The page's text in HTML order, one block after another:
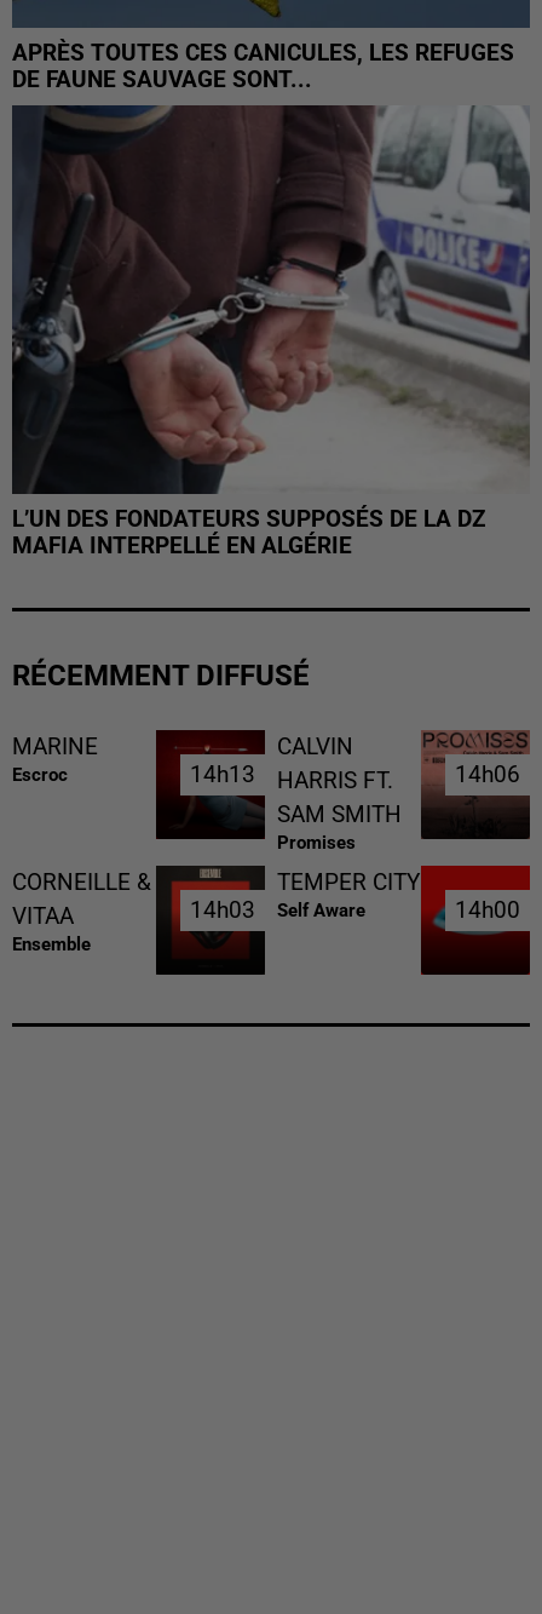
APRÈS TOUTES CES CANICULES, LES REFUGES
DE FAUNE SAUVAGE SONT...
L’UN DES FONDATEURS SUPPOSÉS DE LA DZ
MAFIA INTERPELLÉ EN ALGÉRIE
RÉCEMMENT DIFFUSÉ
MARINE
Escroc 14h13
14h13
CALVIN
HARRIS FT.
SAM SMITH
Promises
14h06
14h06
CORNEILLE &
VITAA
Ensemble
14h03
14h03
TEMPER CITY
Self Aware 14h00
14h00